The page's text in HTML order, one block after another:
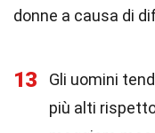
donne a causa di
13
Gli uomini
più alti